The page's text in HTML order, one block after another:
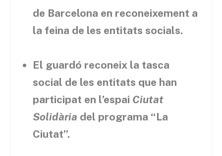
de Barcelona en reconeixement a
la feina de les entitats socials.
El guardó reconeix la tasca
social de les entitats que han
participat en l’espai Ciutat
Solidària del programa “La
Ciutat”.